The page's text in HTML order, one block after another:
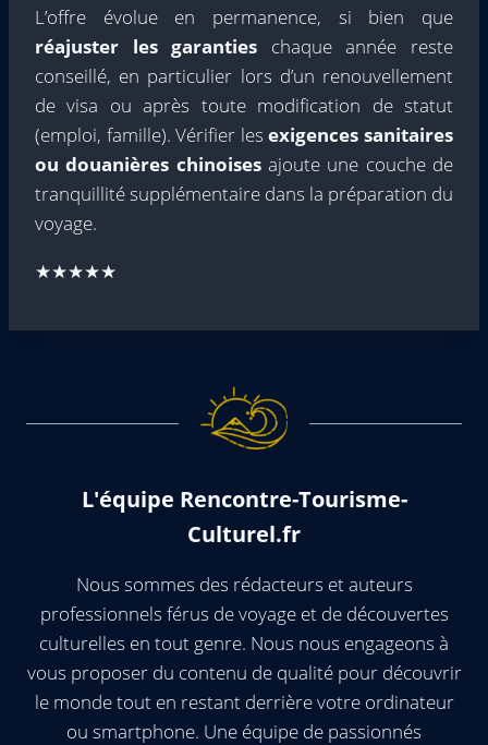
L’offre évolue en permanence, si bien que
réajuster les garanties chaque année reste
conseillé, en particulier lors d’un renouvellement
de visa ou après toute modification de statut
(emploi, famille). Vérifier lesexigences sanitaires
ou douanières chinoisesajoute une couche de
tranquillité supplémentaire dans la préparation du
voyage.
★★★★★
L'équipe Rencontre-Tourisme-
Culturel.fr
Nous sommes des rédacteurs et auteurs
professionnels férus de voyage et de découvertes
culturelles en tout genre. Nous nous engageons à
vous proposer du contenu de qualité pour découvrir
le monde tout en restant derrière votre ordinateur
ou smartphone. Une équipe de passionnés